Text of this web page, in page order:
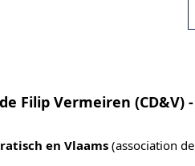
Vermeiren (CD&V) -
en Vlaams (association